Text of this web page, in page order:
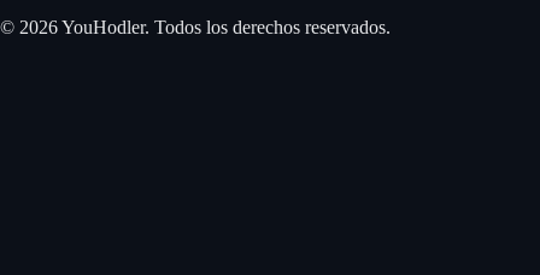
© 2026 YouHodler. Todos los derechos reservados.